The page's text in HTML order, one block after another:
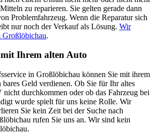
zu reparieren. Sie gelten gerade dann
Problemfahrzeug. Wenn die Reparatur sich
nur noch der Verkauf als Lösung. Wir
.
Ihrem alten Auto
in Großlöbichau können Sie mit ihrem
Geld verdienen. Ob Sie für Ihr altes
durchkommen oder ob das Fahrzeug bei
wurde spielt für uns keine Rolle. Wir
Sie kein Zeit bei der Suche nach
rufen Sie uns an. Wir sind kein